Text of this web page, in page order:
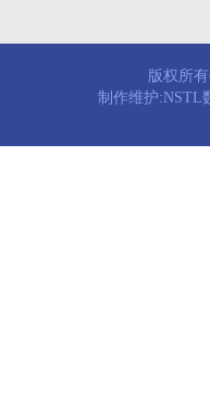
版权所
制作维护:NSTL